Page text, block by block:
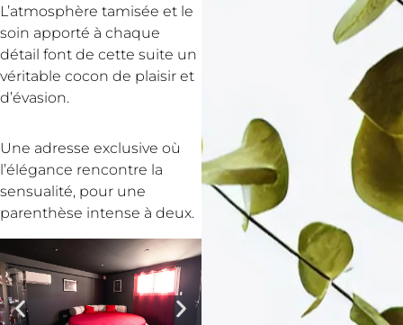
L’atmosphère tamisée et le
soin apporté à chaque
détail font de cette suite un
véritable cocon de plaisir et
d’évasion.
Une adresse exclusive où
l’élégance rencontre la
sensualité, pour une
parenthèse intense à deux.